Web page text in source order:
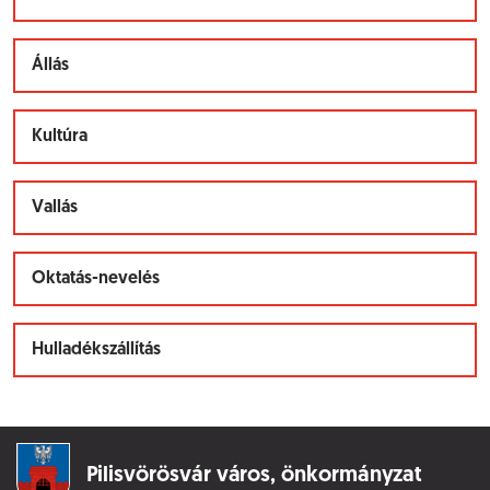
Állás
Kultúra
Vallás
Oktatás-nevelés
Hulladékszállítás
Pilisvörösvár város, önkormányzat